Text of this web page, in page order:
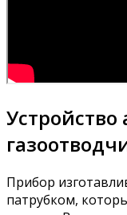
Устройство
Прибор
патрубком,